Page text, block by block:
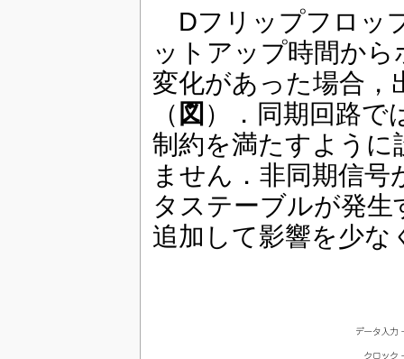
Dフリップフロッ
ットアップ時間か
変化があった場合，
（ 図 ）．同期回路で
制約を満たすように
ません．非同期信
タステーブルが発
追加して影響を少な